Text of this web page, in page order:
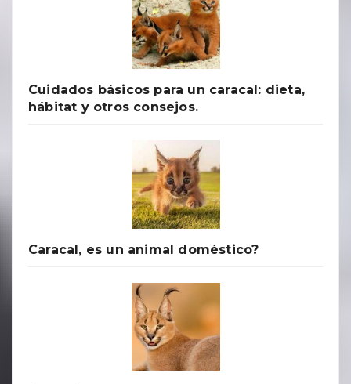
Cuidados básicos para un caracal: dieta,
hábitat y otros consejos.
Caracal, es un animal doméstico?